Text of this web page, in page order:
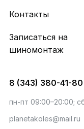
Контакты
Записаться на
шиномонтаж
8 (343) 380-41-80
пн-пт 09:00–20:00;
planetakoles@mail.ru